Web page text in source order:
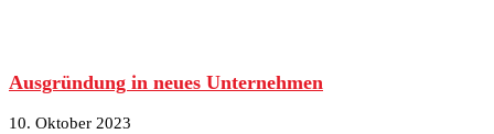
Ausgründung in neues Unternehmen
10. Oktober 2023